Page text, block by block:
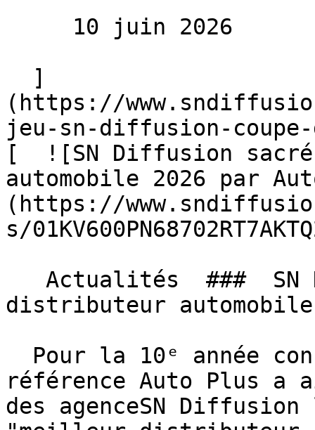
(https://
jeu-sn-diffusion-coupe-
[  ![SN Diffusion
automobile 2026 par
(https://
s/
distributeur
référence Auto Plus a
des agenceSN